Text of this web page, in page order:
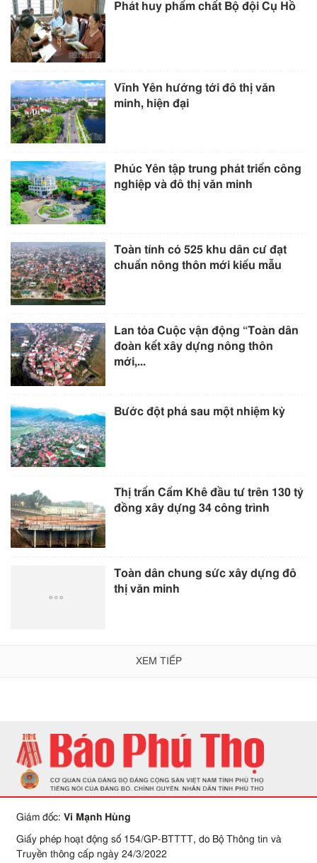
Phát huy phẩm chất Bộ đội Cụ Hồ
Vĩnh Yên hướng tới đô thị văn
minh, hiện đại
Phúc Yên tập trung phát triển công
nghiệp và đô thị văn minh
Toàn tỉnh có 525 khu dân cư đạt
chuẩn nông thôn mới kiểu mẫu
Lan tỏa Cuộc vận động “Toàn dân
đoàn kết xây dựng nông thôn
mới,...
Bước đột phá sau một nhiệm kỳ
Thị trấn Cẩm Khê đầu tư trên 130 tỷ
đồng xây dựng 34 công trình
Toàn dân chung sức xây dựng đô
thị văn minh
XEM TIẾP
Giám đốc: Vi Mạnh Hùng
Giấy phép hoạt động số 154/GP-BTTTT, do Bộ Thông tin và
Truyền thông cấp ngày 24/3/2022